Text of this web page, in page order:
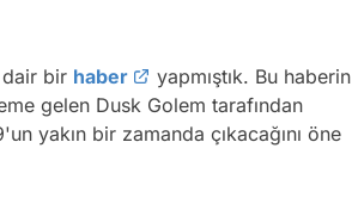
bir haber
yapmıştık. Bu haberin
gelen Dusk Golem tarafından
yakın bir zamanda çıkacağını öne